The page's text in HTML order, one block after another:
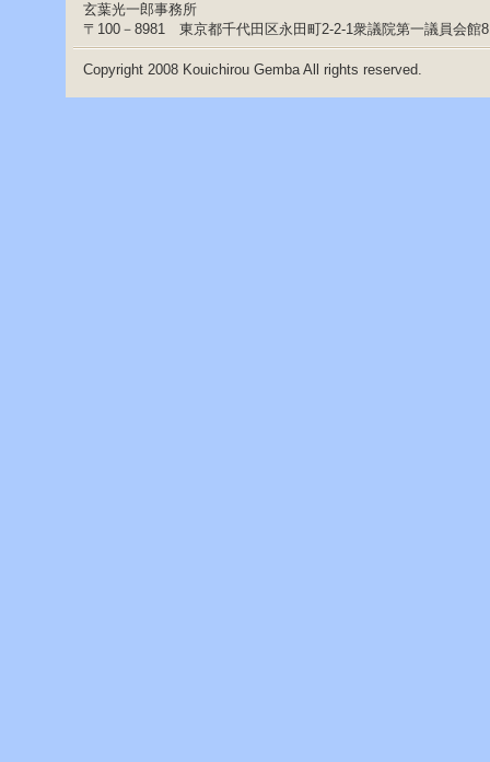
玄葉光一郎事務所
〒100－8981 東京都千代田区永田町2-2-1衆議院第一議員会
Copyright 2008 Kouichirou Gemba All rights reserved.